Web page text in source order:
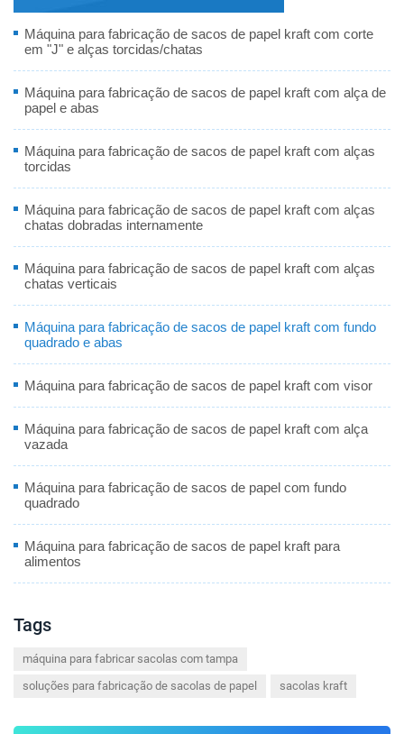
Máquina para fabricação de sacos de papel kraft com corte
em "J" e alças torcidas/chatas
Máquina para fabricação de sacos de papel kraft com alça de
papel e abas
Máquina para fabricação de sacos de papel kraft com alças
torcidas
Máquina para fabricação de sacos de papel kraft com alças
chatas dobradas internamente
Máquina para fabricação de sacos de papel kraft com alças
chatas verticais
Máquina para fabricação de sacos de papel kraft com fundo
quadrado e abas
Máquina para fabricação de sacos de papel kraft com visor
Máquina para fabricação de sacos de papel kraft com alça
vazada
Máquina para fabricação de sacos de papel com fundo
quadrado
Máquina para fabricação de sacos de papel kraft para
alimentos
Tags
máquina para fabricar sacolas com tampa
soluções para fabricação de sacolas de papel
sacolas kraft